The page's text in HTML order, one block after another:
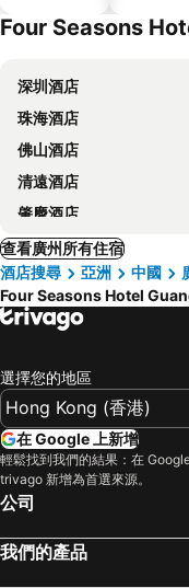
Four Seasons
深圳酒店
珠海酒店
佛山酒店
清遠酒店
肇慶酒店
查看廣州所有住宿
酒店搜尋
亞洲 中國
Four Seasons Hotel
選擇您的地區
在 Google 上新增
輕鬆找到我們的結果：在
trivago 新增為首選來源。
公司
我們的產品